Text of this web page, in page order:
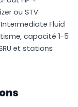
ou STV
Fluid
capacité 1-5
et stations